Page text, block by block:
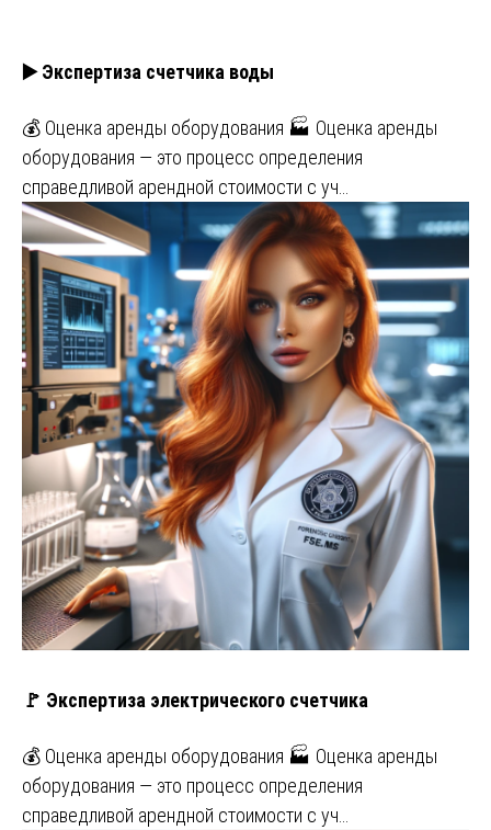
▶️ Экспертиза счетчика воды
💰 Оценка аренды оборудования 🏭 Оценка аренды
оборудования — это процесс определения
справедливой арендной стоимости с уч…
🚩 Экспертиза электрического счетчика
💰 Оценка аренды оборудования 🏭 Оценка аренды
оборудования — это процесс определения
справедливой арендной стоимости с уч…